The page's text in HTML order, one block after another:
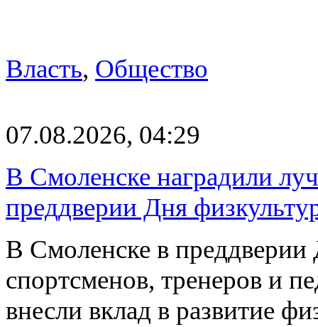
Власть, Общество
07.08.2026, 04:29
В Смоленске наградили
преддверии Дня
В Смоленске в преддверии
спортсменов, тренеров и
внесли вклад в развитие